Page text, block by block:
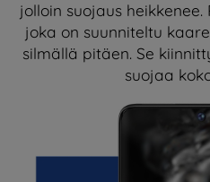
jolloin suojaus
joka on suunniteltu
silmällä pitäen. Se
suojaa